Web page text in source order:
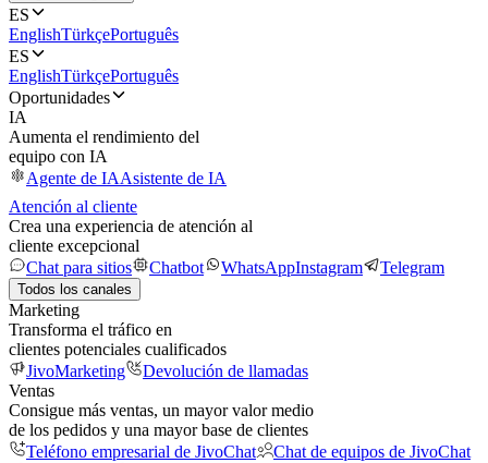
ES
EnglishTürkçePortuguês
ES
EnglishTürkçePortuguês
Oportunidades
IA
Aumenta el rendimiento del
equipo con IA
Agente de IAAsistente de IA
Atención al cliente
Crea una experiencia de atención al
cliente excepcional
Chat para sitios
Chatbot WhatsAppInstagram Telegram
Todos los canales
Marketing
Transforma el tráfico en
clientes potenciales cualificados
JivoMarketing
Devolución de llamadas
Ventas
Consigue más ventas, un mayor valor medio
de los pedidos y una mayor base de clientes
Teléfono empresarial de JivoChat
Chat de equipos de JivoChat